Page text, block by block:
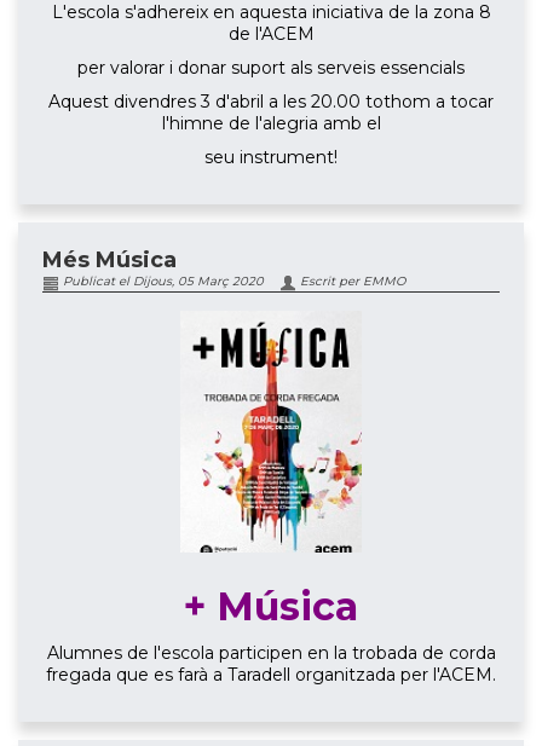
L'escola s'adhereix en aquesta iniciativa de la zona 8
de l'ACEM
per valorar i donar suport als serveis essencials
Aquest divendres 3 d'abril a les 20.00 tothom a tocar
l'himne de l'alegria amb el
seu instrument!
Més Música
Publicat el Dijous, 05 Març 2020 Escrit per EMMO
+ Música
Alumnes de l'escola participen en la trobada de corda
fregada que es farà a Taradell organitzada per l'ACEM.